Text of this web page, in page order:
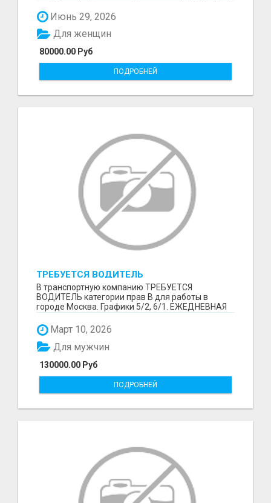
Июнь 29, 2026
80000.00 Руб
Для женщин
ПОДРОБНЕЙ
ТРЕБУЕТСЯ ВОДИТЕЛЬ
В транспортную компанию ТРЕБУЕТСЯ
ВОДИТЕЛЬ категории прав В для работы в
городе Москва. Графики 5/2, 6/1. ЕЖЕДНЕВНАЯ
Март 10, 2026
130000.00 Руб
Для мужчин
ПОДРОБНЕЙ